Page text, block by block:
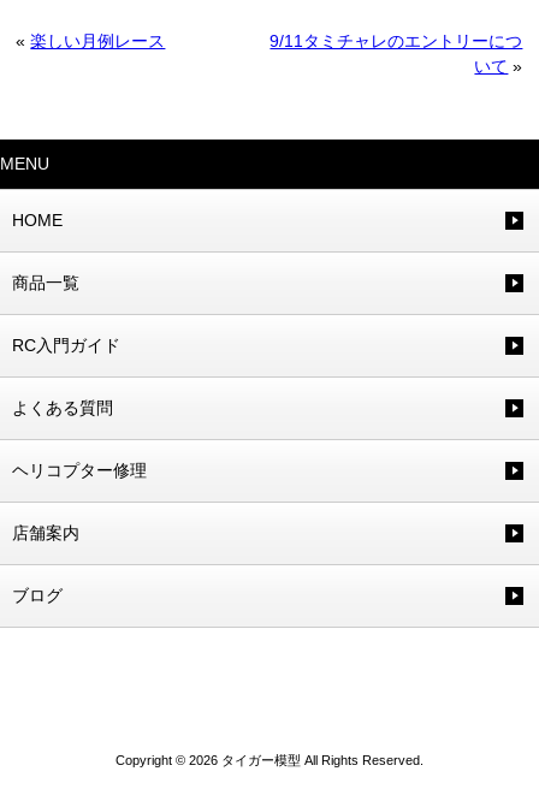
«楽しい月例レース
9/11タミチャレのエントリーにつ
いて »
MENU
HOME
商品一覧
RC入門ガイド
よくある質問
ヘリコプター修理
店舗案内
ブログ
Copyright © 2026 タイガー模型 All Rights Reserved.